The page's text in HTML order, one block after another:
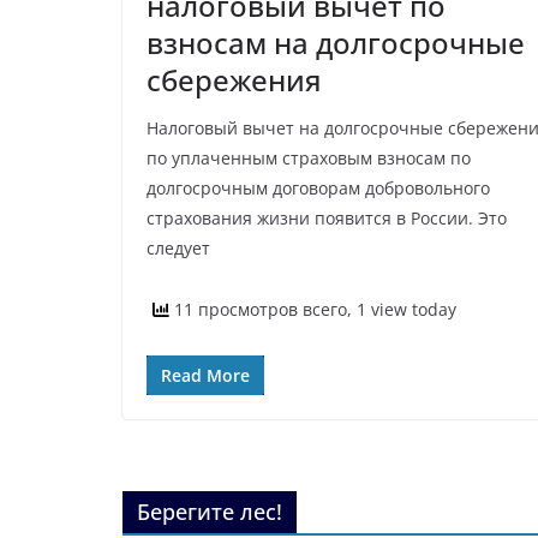
взносам на долгосрочные
сбережения
Налоговый вычет на долгосрочные
по уплаченным страховым взносам по
долгосрочным договорам добровольного
страхования жизни появится в России. Это
следует
11 просмотров всего, 1 view today
Read More
Берегите лес!